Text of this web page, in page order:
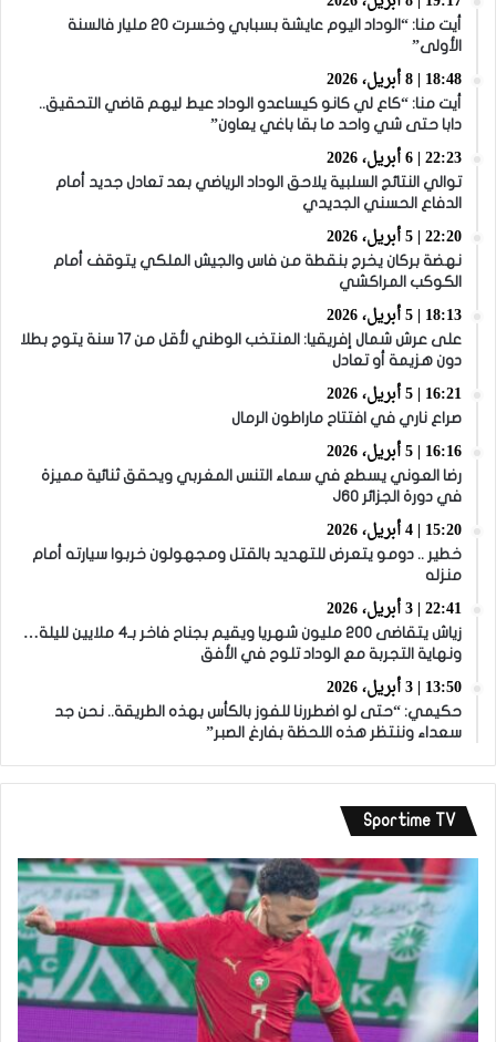
أيت منا: “الوداد اليوم عايشة بسبابي وخسرت 20 مليار فالسنة
الأولى”
18:48 | 8 أبريل، 2026
أيت منا: “كاع لي كانو كيساعدو الوداد عيط ليهم قاضي التحقيق..
دابا حتى شي واحد ما بقا باغي يعاون”
22:23 | 6 أبريل، 2026
توالي النتائج السلبية يلاحق الوداد الرياضي بعد تعادل جديد أمام
الدفاع الحسني الجديدي
22:20 | 5 أبريل، 2026
نهضة بركان يخرج بنقطة من فاس والجيش الملكي يتوقف أمام
الكوكب المراكشي
18:13 | 5 أبريل، 2026
على عرش شمال إفريقيا: المنتخب الوطني لأقل من 17 سنة يتوج بطلا
دون هزيمة أو تعادل
16:21 | 5 أبريل، 2026
صراع ناري في افتتاح ماراطون الرمال
16:16 | 5 أبريل، 2026
رضا العوني يسطع في سماء التنس المغربي ويحقق ثنائية مميزة
في دورة الجزائر J60
15:20 | 4 أبريل، 2026
خطير .. دومو يتعرض للتهديد بالقتل ومجهولون خربوا سيارته أمام
منزله
22:41 | 3 أبريل، 2026
زياش يتقاضى 200 مليون شهريا ويقيم بجناح فاخر بـ4 ملايين لليلة…
ونهاية التجربة مع الوداد تلوح في الأفق
13:50 | 3 أبريل، 2026
حكيمي: “حتى لو اضطررنا للفوز بالكأس بهذه الطريقة.. نحن جد
سعداء وننتظر هذه اللحظة بفارغ الصبر”
Sportime TV